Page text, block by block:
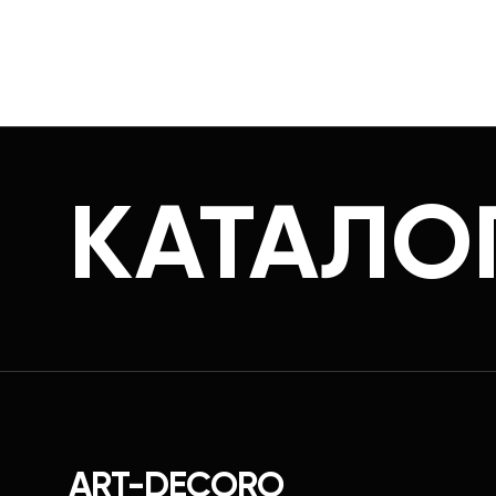
ART-DECORO